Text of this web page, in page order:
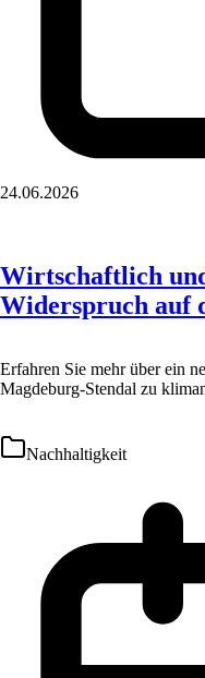
24.06.2026
Wirtschaftlich
Widerspruch auf
Erfahren Sie mehr über ein
Magdeburg-Stendal zu
Nachhaltigkeit